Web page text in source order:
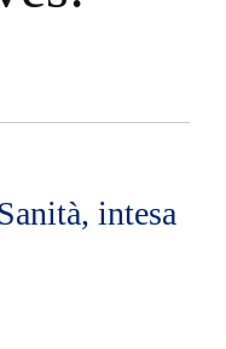
intesa